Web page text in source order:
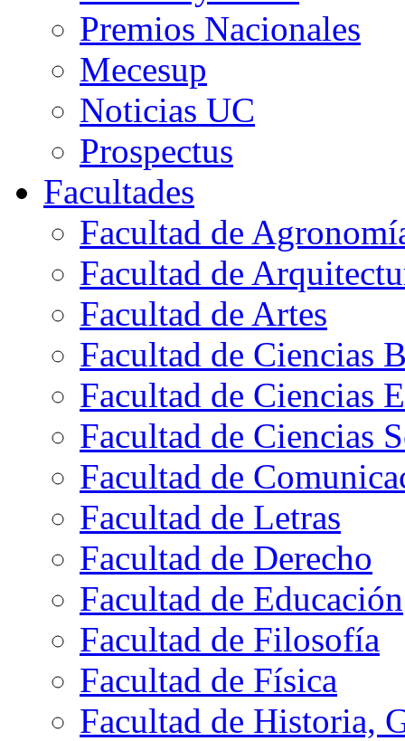
Premios Nacionales
Mecesup
Noticias UC
Prospectus
Facultades
Facultad de
Facultad de
Facultad de Artes
Facultad de Ciencias
Facultad de Ciencias
Facultad de Ciencias
Facultad de
Facultad de Letras
Facultad de Derecho
Facultad de Educación
Facultad de Filosofía
Facultad de Física
Facultad de Historia,